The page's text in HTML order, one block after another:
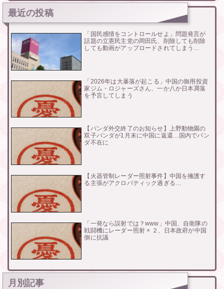
最近の投稿
「国民感情をコントロールせよ」問題発言が
話題の立憲民主党の岡田氏、削除しても削除
しても動画がアップロードされてしまう…
「2026年は大暴落が起こる」中国の御用投資
家ジム・ロジャーズさん、一か八か日本凋落
を予言してしまう
【パンダ外交終了のお知らせ】上野動物園の
双子パンダが1月末に中国に返還…国内でパン
ダ不在に
【火器管制レーダー照射事件】中国を擁護す
る主張がアクロバティック過ぎる…
「一発なら誤射では？www」中国、自衛隊の
戦闘機にレーダー照射 × ２、日本政府が中国
側に抗議
月別記事